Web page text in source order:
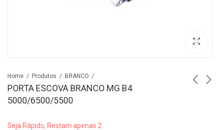
Home Produtos BRANCO
PORTA ESCOVA BRANCO MG B4
5000/6500/5500
Seja Rápido, Restam apenas 2.